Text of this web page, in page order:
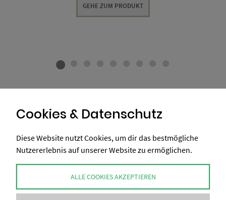
GEHE ZUM PRODUKT
Cookies & Datenschutz
Diese Website nutzt Cookies, um dir das bestmögliche
Nutzererlebnis auf unserer Website zu ermöglichen.
ALLE COOKIES AKZEPTIEREN